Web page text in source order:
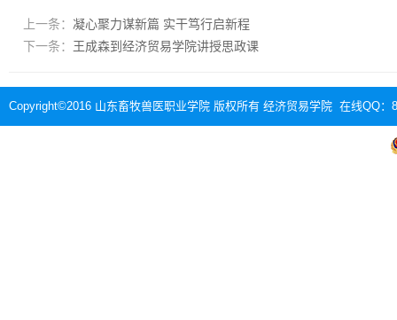
上一条： 凝心聚力谋新篇 实干笃行启新程
下一条： 王成森到经济贸易学院讲授思政课
Copyright©2016 山东畜牧兽医职业学院 版权所有 经济贸易学院 在线QQ：